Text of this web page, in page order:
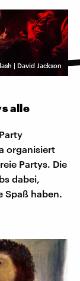
| David Jackson
alle
organisiert
Partys. Die
dabei,
Spaß haben.